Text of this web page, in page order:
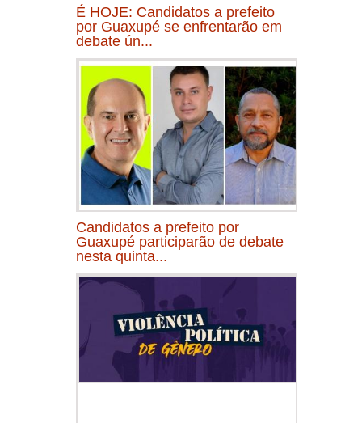
É HOJE: Candidatos a prefeito
por Guaxupé se enfrentarão em
debate ún...
Candidatos a prefeito por
Guaxupé participarão de debate
nesta quinta...